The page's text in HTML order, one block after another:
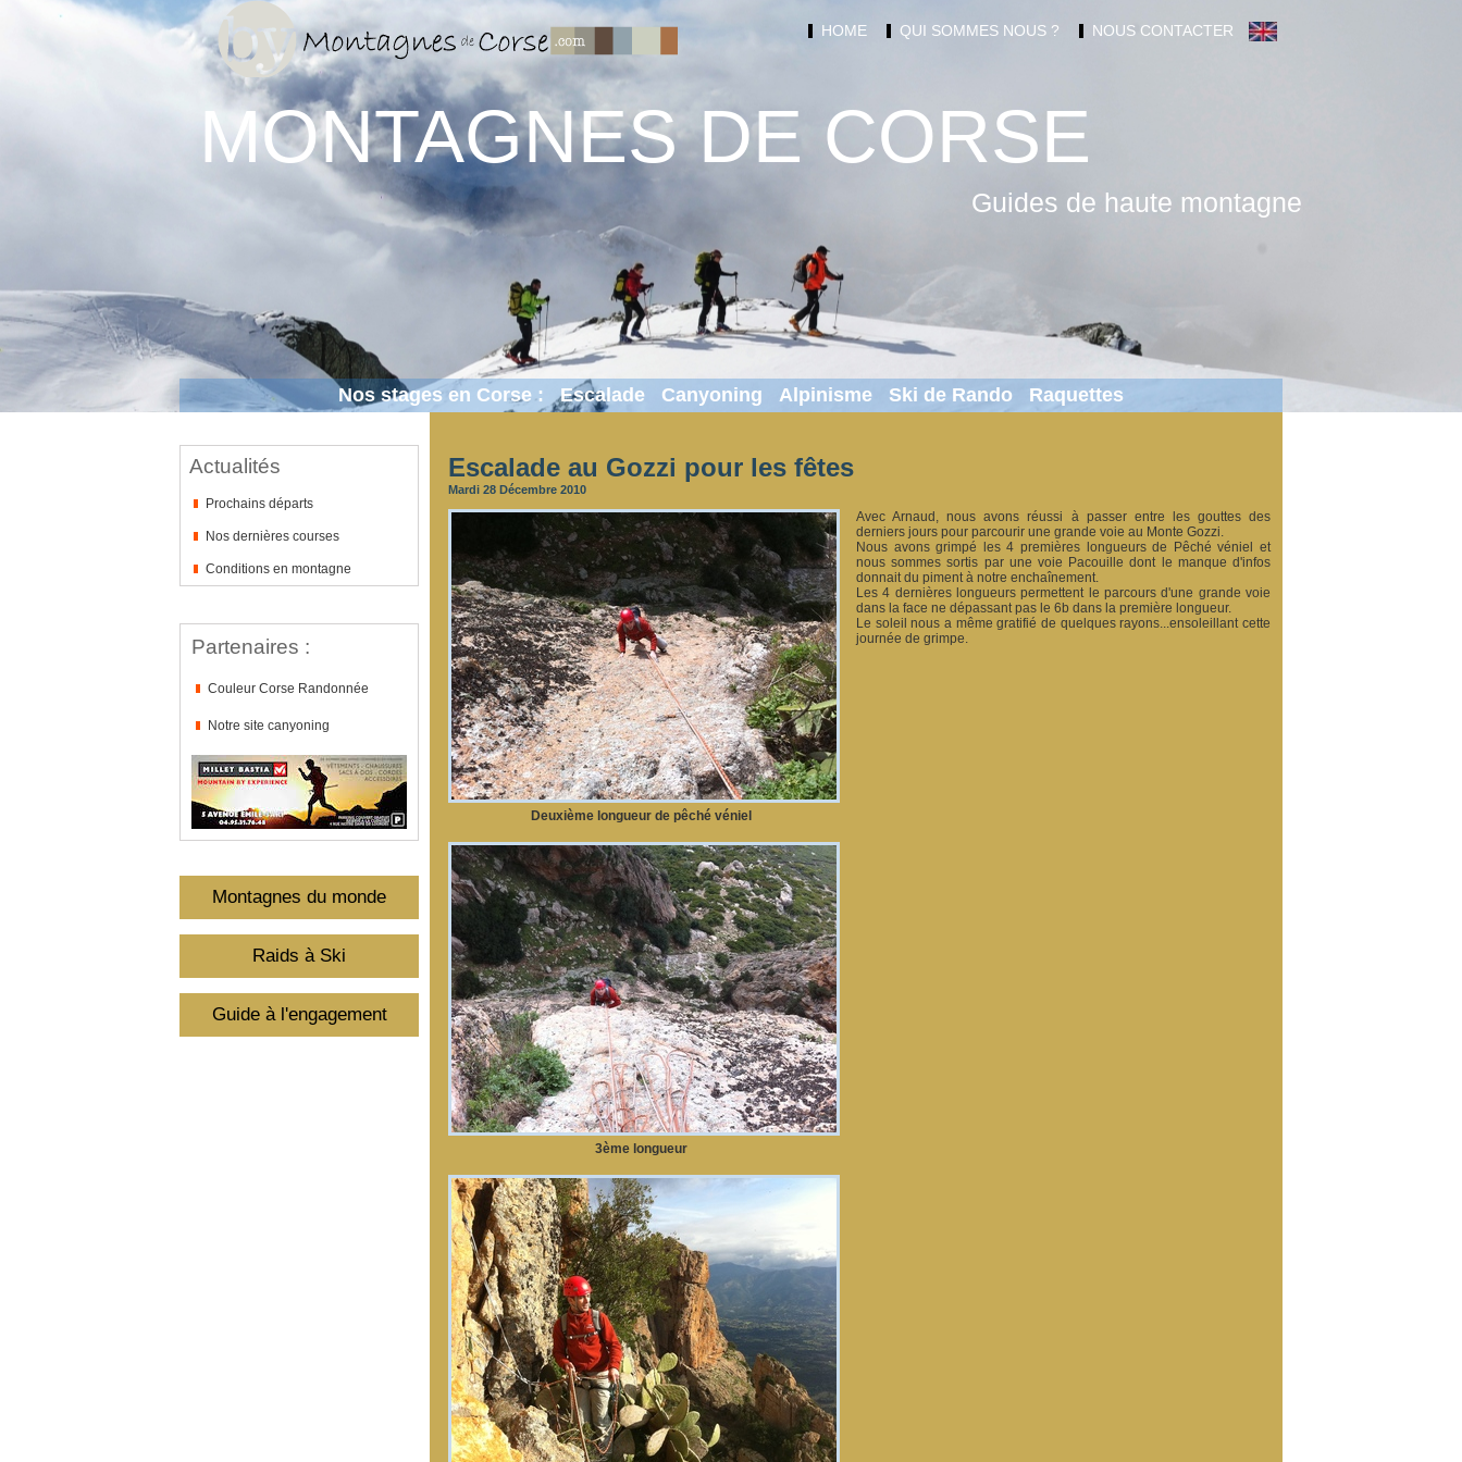
HOME QUI SOMMES NOUS ? NOUS CONTACTER
MONTAGNES DE CORSE
Guides de haute montagne
Nos stages en Corse : Escalade Canyoning Alpinisme Ski de Rando Raquettes
Actualités
Prochains départs
Nos dernières courses
Conditions en montagne
Partenaires :
Couleur Corse Randonnée
Notre site canyoning
Montagnes du monde
Raids à Ski
Guide à l'engagement
Escalade au Gozzi pour les fêtes
Mardi 28 Décembre 2010
Deuxième longueur de pêché véniel
Avec Arnaud, nous avons réussi à passer entre les gouttes des
derniers jours pour parcourir une grande voie au Monte Gozzi.
Nous avons grimpé les 4 premières longueurs de Pêché véniel et
nous sommes sortis par une voie Pacouille dont le manque d'infos
donnait du piment à notre enchaînement.
Les 4 dernières longueurs permettent le parcours d'une grande voie
dans la face ne dépassant pas le 6b dans la première longueur.
Le soleil nous a même gratifié de quelques rayons...ensoleillant cette
journée de grimpe.
3ème longueur